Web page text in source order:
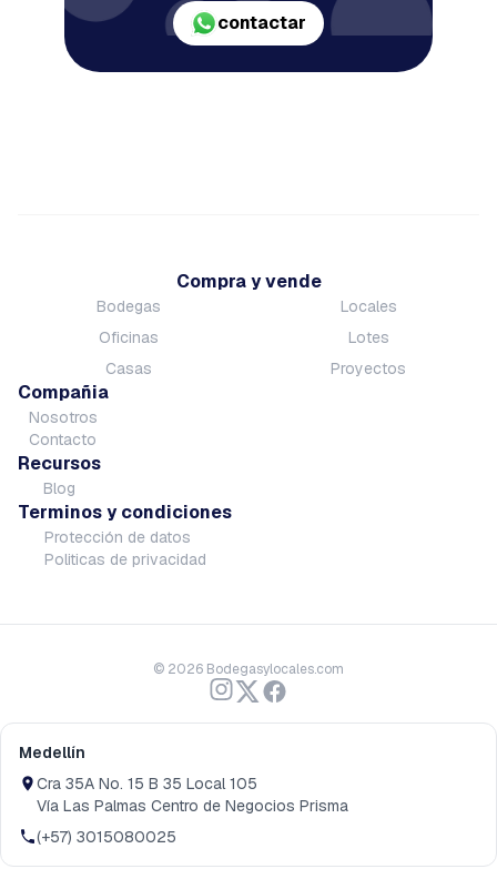
contactar
Compra y vende
Bodegas
Locales
Oficinas
Lotes
Casas
Proyectos
Compañia
Nosotros
Contacto
Recursos
Blog
Terminos y condiciones
Protección de datos
Politicas de privacidad
© 2026 Bodegasylocales.com
Medellín
Cra 35A No. 15 B 35 Local 105
Vía Las Palmas Centro de Negocios Prisma
(+57) 3015080025